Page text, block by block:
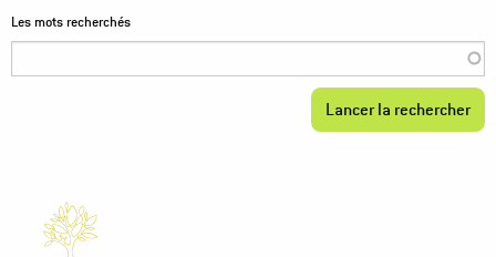
Champagnier
Les mots recherchés